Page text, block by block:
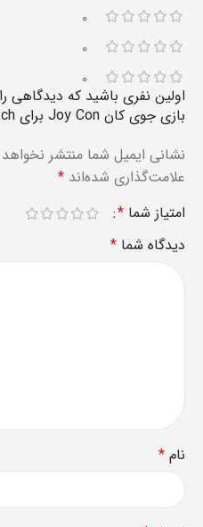
۰
۰
۰
اولین نفری باشید که دیدگاهی
بازی جوی کان Joy Con برای Nintendo Switch”
نشانی ایمیل شما منتشر
علامت‌گذاری شده‌اند *
امتیاز شما *
دیدگاه شما *
نام *